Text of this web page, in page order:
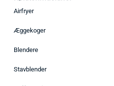
Airfryer
Æggekoger
Blendere
Stavblender